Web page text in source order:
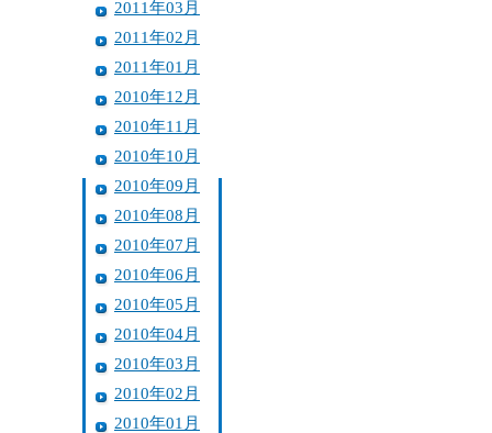
2011年03月
2011年02月
2011年01月
2010年12月
2010年11月
2010年10月
2010年09月
2010年08月
2010年07月
2010年06月
2010年05月
2010年04月
2010年03月
2010年02月
2010年01月